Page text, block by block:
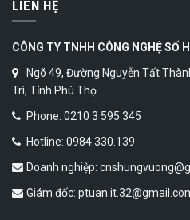
LIÊN HỆ
CÔNG TY TNHH CÔNG NGHỆ SỐ
Ngõ 49, Đường Nguyễn Tất
Trì, Tỉnh Phú Thọ
Phone: 0210 3 595 345
Hotline: 0984.330.139
Doanh nghiệp:
Giám đốc: